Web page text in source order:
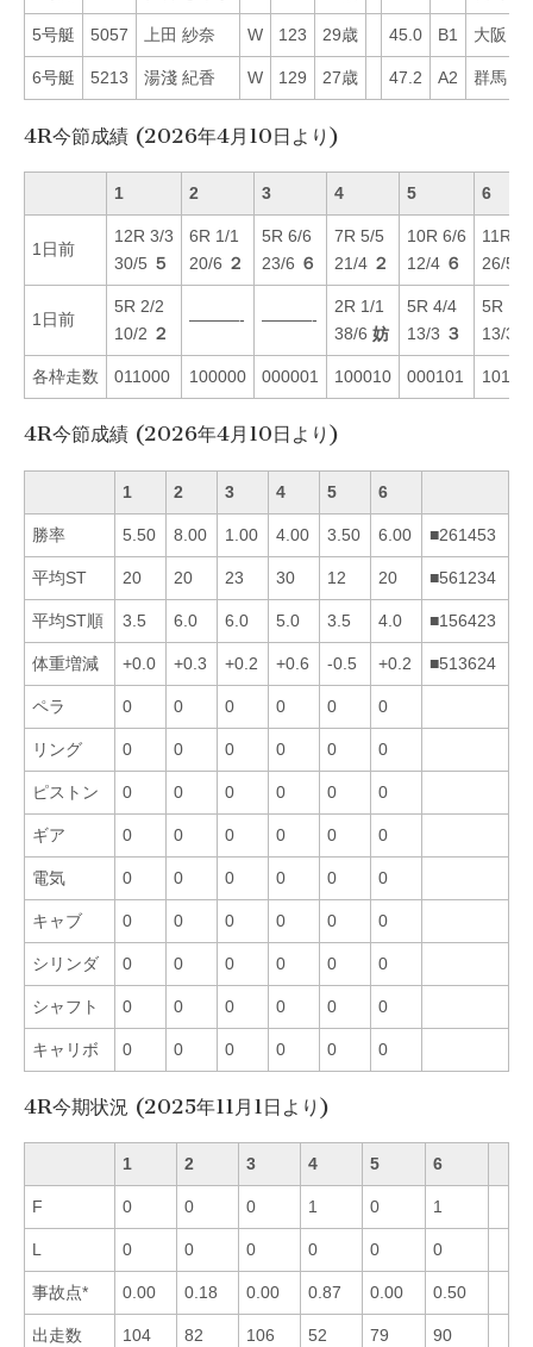
5号艇 5057 上田 紗奈 W 123 29歳 45.0 B1 大阪
6号艇 5213 湯淺 紀香 W 129 27歳 47.2 A2 群馬
4R今節成績 (2026年4月10日より)
1 2 3 4 5 6
1日前
12R 3/3
30/5 ５
6R 1/1
20/6 ２
5R 6/6
23/6 ６
7R 5/5
21/4 ２
10R 6/6
12/4 ６
11R
26/5
1日前
5R 2/2
10/2 ２
———- ———-
2R 1/1
38/6 妨
5R 4/4
13/3 ３
5R 1/1
13/3
各枠走数 011000 100000 000001 100010 000101
4R今節成績 (2026年4月10日より)
1 2 3 4 5 6
勝率 5.50 8.00 1.00 4.00 3.50 6.00 ■261453
平均ST 20 20 23 30 12 20 ■561234
平均ST順 3.5 6.0 6.0 5.0 3.5 4.0 ■156423
体重増減 +0.0 +0.3 +0.2 +0.6 -0.5 +0.2 ■513624
ペラ 0 0 0 0 0 0
リング 0 0 0 0 0 0
ピストン 0 0 0 0 0 0
ギア 0 0 0 0 0 0
電気 0 0 0 0 0 0
キャブ 0 0 0 0 0 0
シリンダ 0 0 0 0 0 0
シャフト 0 0 0 0 0 0
キャリボ 0 0 0 0 0 0
4R今期状況 (2025年11月1日より)
1 2 3 4 5 6
F 0 0 0 1 0 1
L 0 0 0 0 0 0
事故点* 0.00 0.18 0.00 0.87 0.00 0.50
出走数 104 82 106 52 79 90